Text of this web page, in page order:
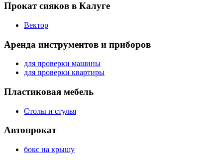
Прокат сияков в Калуге
Вектор
Аренда инструментов и приборов
для проверки машины
для проверки квартиры
Пластиковая мебель
Столы и стулья
Автопрокат
бокс на крышу